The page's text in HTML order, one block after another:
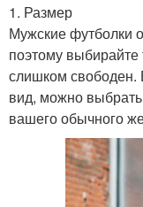
1. Размер
Мужские футболки
поэтому выбирайте
слишком свободен.
вид, можно
вашего обычного